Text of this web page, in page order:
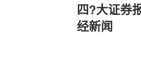
四?大证券
经新闻